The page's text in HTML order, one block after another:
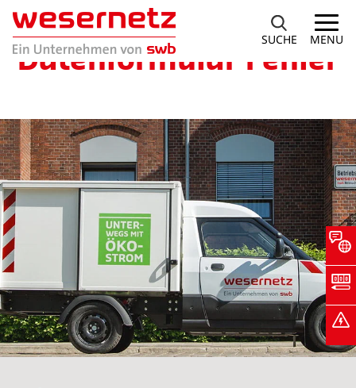
Datenformular Fehler
SUCHE MENU